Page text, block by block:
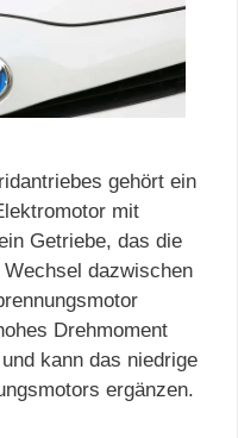
gehört ein
mit
Getriebe, das die
dazwischen
Drehmoment
kann das niedrige
ergänzen.